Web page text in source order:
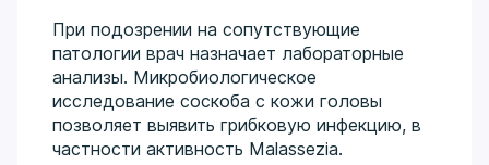
При подозрении на сопутствующие
патологии врач назначает лабораторные
анализы. Микробиологическое
исследование соскоба с кожи головы
позволяет выявить грибковую инфекцию, в
частности активность Malassezia.